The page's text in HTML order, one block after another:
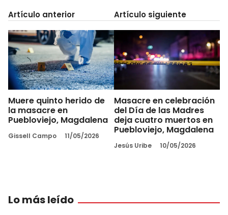
Artículo anterior
Muere quinto herido de
la masacre en
Puebloviejo, Magdalena
Gissell Campo 11/05/2026
Artículo siguiente
Masacre en celebración
del Día de las Madres
deja cuatro muertos en
Puebloviejo, Magdalena
Jesús Uribe 10/05/2026
Lo más leído